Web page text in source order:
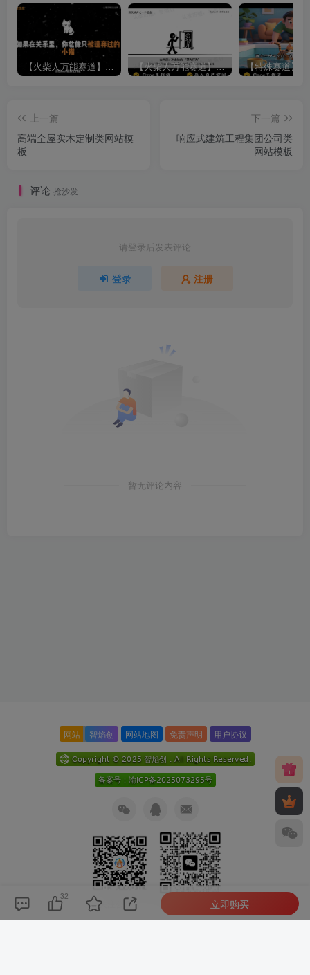
【火柴人万能赛道】火柴人心理学插画讲解视频丨扣子工作流智能体搭建coze工作流 【火柴人万能赛道】火柴人心理学智能文案视频丨扣子工作流智能体搭建coze工作流
上一篇
高端全屋实木定制类网站模
板
下一篇
响应式建筑工程集团公司类
网站模板
评论 抢沙发
请登录后发表评论
登录 注册
暂无评论内容
网站 智焰创 网站地图 免责声明 用户协议
关注公众号
32
立即购买